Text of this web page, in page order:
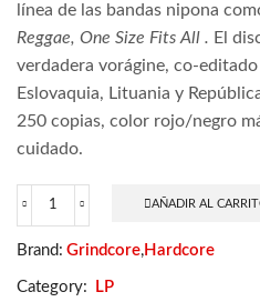
línea de las bandas nipona
Reggae, One Size Fits All . El
verdadera vorágine, co-
Eslovaquia, Lituania y
250 copias, color rojo/negro
cuidado.
Terlarang
Forbidden
AÑADIR AL
Brand: Grindcore, Hardcore
Category: LP